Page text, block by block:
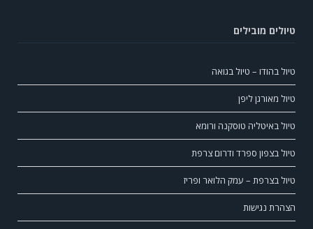
טיולים מובילים
טיול בהודו – טיול בגואה
טיול מאורגן ליפן
טיול באיטליה טוסקנה ורומא
טיול בצפון ספרד ודרום צרפת
טיול בצרפת – עמק הלואר ופריז
הצהרת נגישות